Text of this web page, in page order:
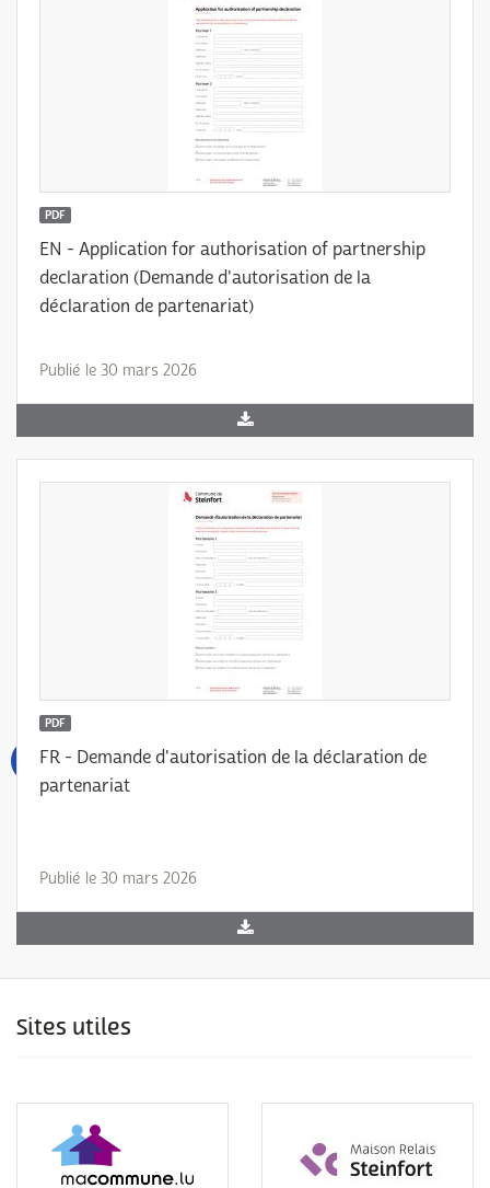
PDF
EN - Application for authorisation of partnership
declaration (Demande d'autorisation de la
déclaration de partenariat)
Publié le 30 mars 2026
PDF
FR - Demande d'autorisation de la déclaration de
partenariat
Publié le 30 mars 2026
Sites utiles